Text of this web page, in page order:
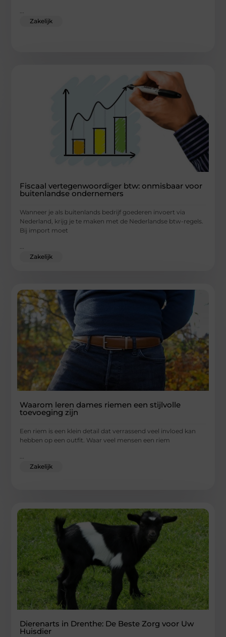
Zakelijk
Fiscaal vertegenwoordiger btw: onmisbaar voor
buitenlandse ondernemers
Wanneer je als buitenlands bedrijf goederen invoert via
Nederland, krijg je te maken met de Nederlandse btw-regels.
Bij import moet
Zakelijk
Waarom leren dames riemen een stijlvolle
toevoeging zijn
Een riem is een klein detail dat verrassend veel invloed kan
hebben op een outfit. Waar veel mensen een riem
...
Zakelijk
Dierenarts in Drenthe: De Beste Zorg voor Uw
Huisdier